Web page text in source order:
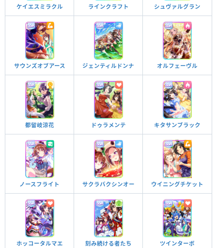
ケイエスミラクル ラインクラフト シュヴァルグラン
サウンズオブアース ジェンティルドンナ オルフェーヴル
都留岐涼花 ドゥラメンテ キタサンブラック
ノースフライト サクラバクシンオー ウイニングチケット
ホッコータルマエ 刻み続ける者たち ツインターボ